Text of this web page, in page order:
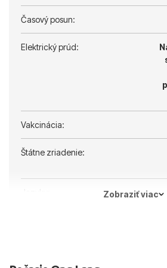
Časový posun:
Elektrický prúd:
Vakcinácia:
Štátne zriadenie:
Jazyky: Zobraziť viac